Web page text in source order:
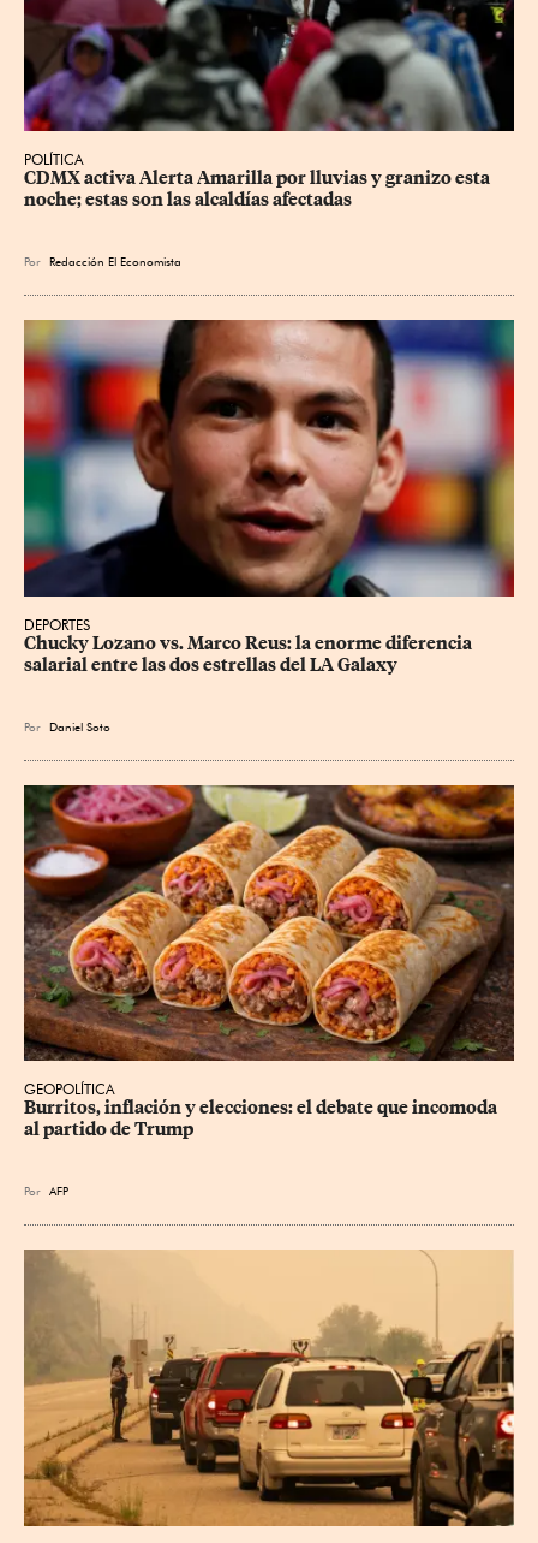
POLÍTICA
CDMX activa Alerta Amarilla por lluvias y granizo esta
noche; estas son las alcaldías afectadas
Por Redacción El Economista
DEPORTES
Chucky Lozano vs. Marco Reus: la enorme diferencia
salarial entre las dos estrellas del LA Galaxy
Por Daniel Soto
GEOPOLÍTICA
Burritos, inflación y elecciones: el debate que incomoda
al partido de Trump
Por AFP